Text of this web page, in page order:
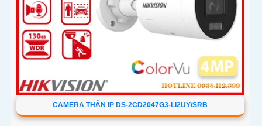
CAMERA THÂN IP DS-2CD2047G3-LI2UY/SRB